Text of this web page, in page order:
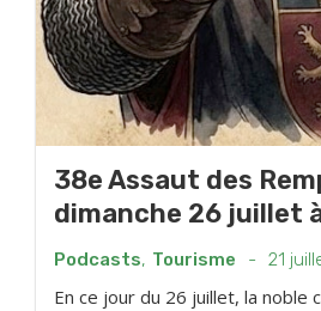
38e Assaut des
dimanche 26 juillet
Podcasts, Tourisme - 21
En ce jour du 26 juillet, la noble